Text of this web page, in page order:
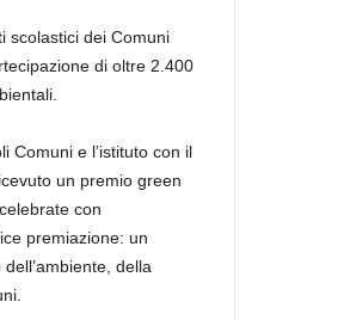
scolastici dei Comuni
di oltre 2.400
Comuni e l’istituto con il
un premio green
con
premiazione: un
della